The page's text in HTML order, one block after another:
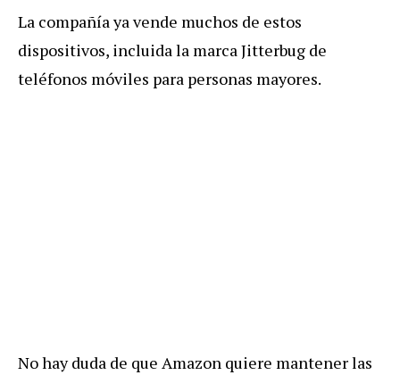
La compañía ya vende muchos de estos
dispositivos, incluida la marca Jitterbug de
teléfonos móviles para personas mayores.
No hay duda de que Amazon quiere mantener las